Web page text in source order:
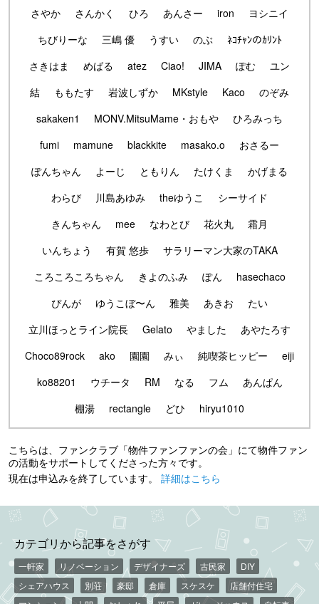
さやか
さんかく ひろ あんさー iron
ヨシニイ
ちびりーな
三嶋 優 うすい のぶ
ﾈｺﾁｬﾝのｶﾘﾝﾄ
さきはま
めばる atez Ciao! JIMA ぽむ
ユン
結
ももたす 岩波しずか MKstyle Kaco
のぞみ
sakaken1
MONV.MitsuMame・おもや
ひろみっち
fumi
mamune blackkite masako.o
おさるー
ぽんちゃん
よーじ ともりん たけくま
かげまる
わらび
川島あゆみ theゆうこ
シーサイド
きんちゃん
mee なわとび 花火丸
霜月
いんちょう
有賀 悠歩
サラリーマン大家のTAKA
ころころころちゃん
きよのふみ ぽん
hasechaco
ぴんが
ゆうこぼ〜ん 雅美 あきお
たい
立川ほっとライン院長
Gelato やました
あやたろす
Choco89rock
ako 園園 みぃ 純喫茶ヒッピー
eiji
ko88201
ウチータ RM なる フム
あんぱん
棚湯
rectangle どひ hiryu1010
こちらは、ファンクラブ「物件ファンファンの会」にて物件ファン
の活動をサポートしてくださった方々です。
現在は申込みを終了しています。 詳細はこちら
カテゴリから記事をさがす
一軒家 リノベーション デザイナーズ 古民家
DIY
シェアハウス
別荘 豪邸 倉庫 スケスケ
店舗付住宅